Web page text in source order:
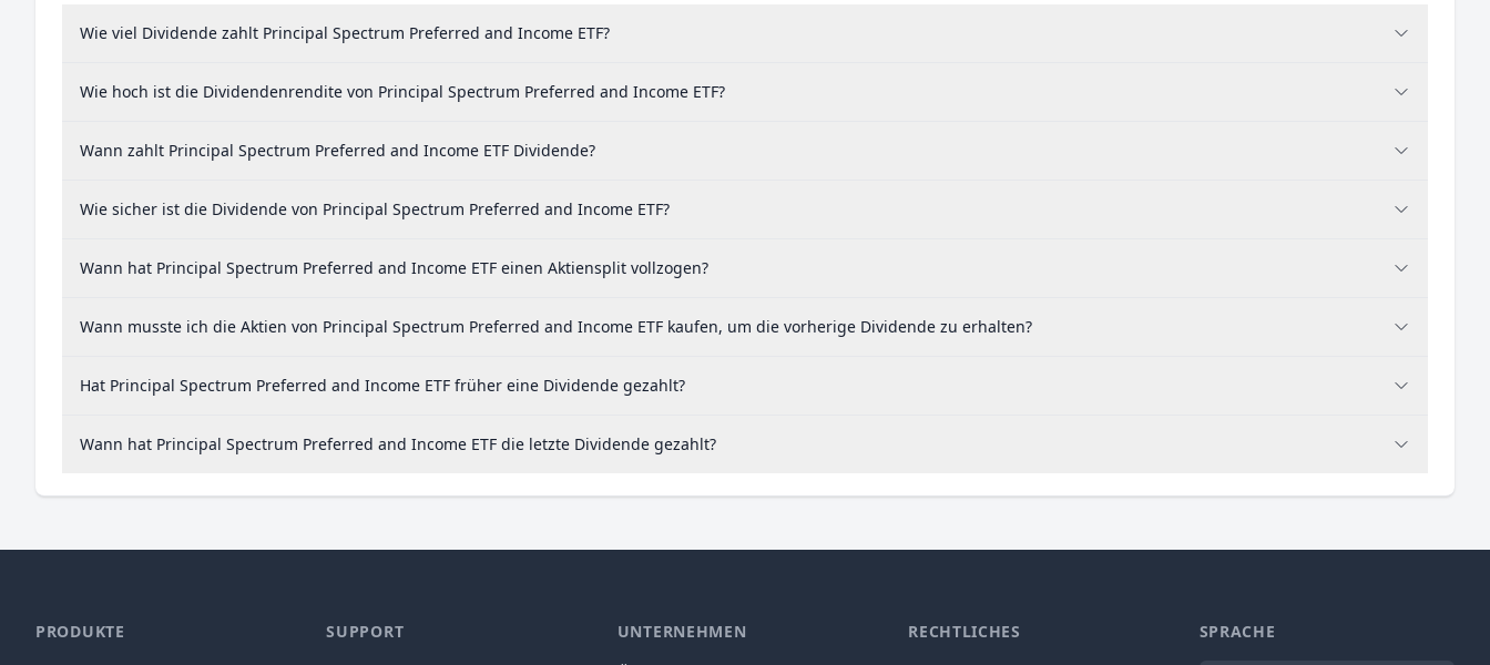
Wie viel Dividende zahlt Principal Spectrum Preferred and Income ETF?
Wie hoch ist die Dividendenrendite von Principal Spectrum Preferred and Income ETF?
Wann zahlt Principal Spectrum Preferred and Income ETF Dividende?
Wie sicher ist die Dividende von Principal Spectrum Preferred and Income ETF?
Wann hat Principal Spectrum Preferred and Income ETF einen Aktiensplit vollzogen?
Wann musste ich die Aktien von Principal Spectrum Preferred and Income ETF kaufen, um die vorherige Dividende zu erhalten?
Hat Principal Spectrum Preferred and Income ETF früher eine Dividende gezahlt?
Wann hat Principal Spectrum Preferred and Income ETF die letzte Dividende gezahlt?
PRODUKTE SUPPORT UNTERNEHMEN RECHTLICHES SPRACHE